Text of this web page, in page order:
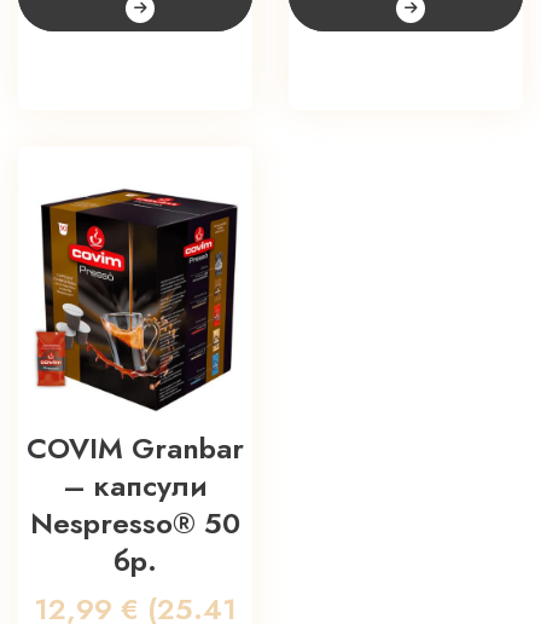
COVIM Granbar
– капсули
Nespresso® 50
бр.
12,99 € (25.41